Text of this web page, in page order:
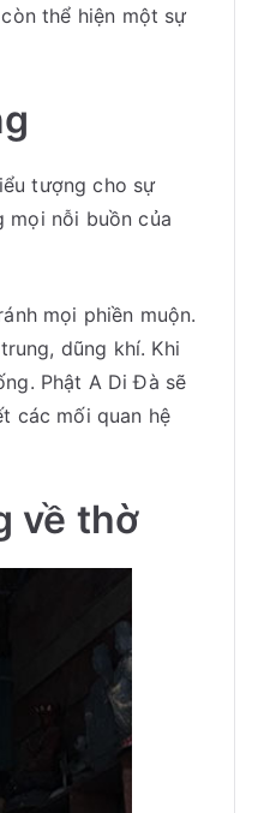
thể hiện một sự
tượng cho sự
mọi nỗi buồn của
mọi phiền muộn.
dũng khí. Khi
Phật A Di Đà sẽ
các mối quan hệ
về thờ